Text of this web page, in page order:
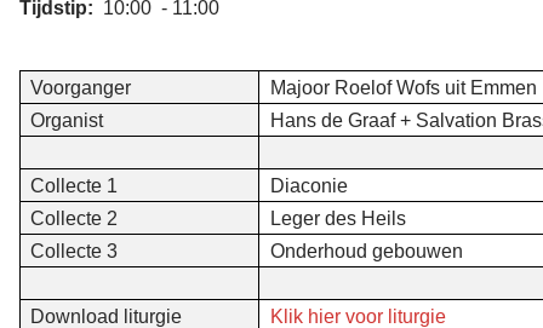
Tijdstip: 10:00 - 11:00
Voorganger
Majoor Roelof Wofs uit Emmen
Organist
Hans de Graaf + Salvation
Collecte 1
Diaconie
Collecte 2
Leger des Heils
Collecte 3
Onderhoud gebouwen
Download liturgie Klik hier voor liturgie